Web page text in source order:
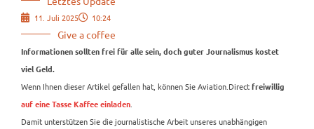
11. Juli 2025 10:24
Give a coffee
Informationen sollten frei für alle sein, doch guter Journalismus kostet
viel Geld.
Wenn Ihnen dieser Artikel gefallen hat, können Sie Aviation.Direct freiwillig
auf eine Tasse Kaffee einladen
Damit unterstützen Sie die journalistische Arbeit unseres unabhängigen